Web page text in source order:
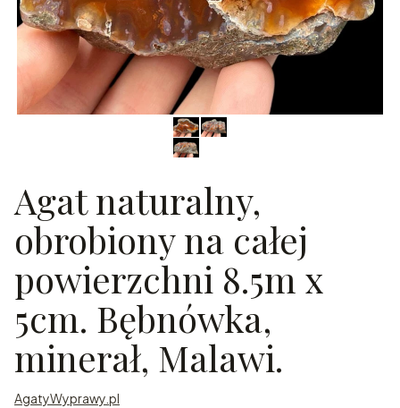
Agat naturalny,
obrobiony na całej
powierzchni 8.5m x
5cm. Bębnówka,
minerał, Malawi.
AgatyWyprawy.pl